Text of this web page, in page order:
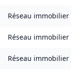
Réseau immobilier
Réseau immobilier
Réseau immobilier